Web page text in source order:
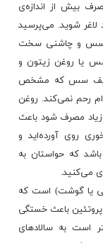
بیش از اندازه‌ی
لاغر شوید. می‌پرسید
سس و چاشنی سخت
یا روغن زیتون و
سس که مشخص
رحم نمی‌کند. روغن
زیاد مصرف شود باعث
روی آورده‌اید و
که حواستان به
می‌کنید.
یا گوشت) است که
باعث خستگی
است به سالادهای